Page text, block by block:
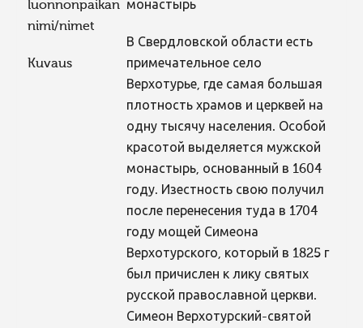
luonnonpaikan
nimi/nimet
монастырь
Kuvaus
В Свердловской области есть
примечательное село
Верхотурье, где самая большая
плотность храмов и церквей на
одну тысячу населения. Особой
красотой выделяется мужской
монастырь, основанный в 1604
году. Изестность свою получил
после перенесения туда в 1704
году мощей Симеона
Верхотурского, который в 1825 г
был причислен к лику святых
русской православной церкви.
Симеон Верхотурский-святой